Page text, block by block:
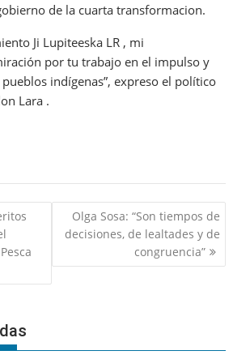
de la cuarta transformacion.
Ji Lupiteeska LR , mi
por tu trabajo en el impulso y
indígenas”, expreso el político
Lara .
Olga Sosa: “Son tiempos de
decisiones, de lealtades y de
congruencia”